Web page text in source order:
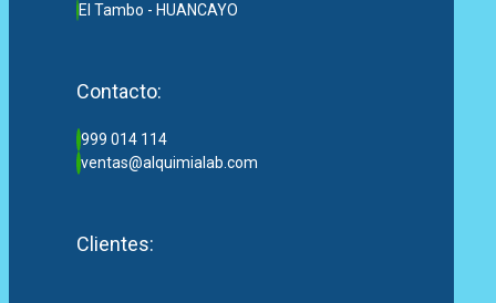
El Tambo - HUANCAYO
Contacto:
999 014 114
ventas@alquimialab.com
Clientes: